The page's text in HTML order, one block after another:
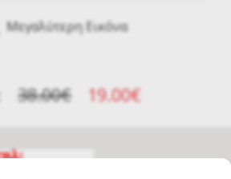
Μεγαλύτερη Εικόνα
38.00€ 19.00€